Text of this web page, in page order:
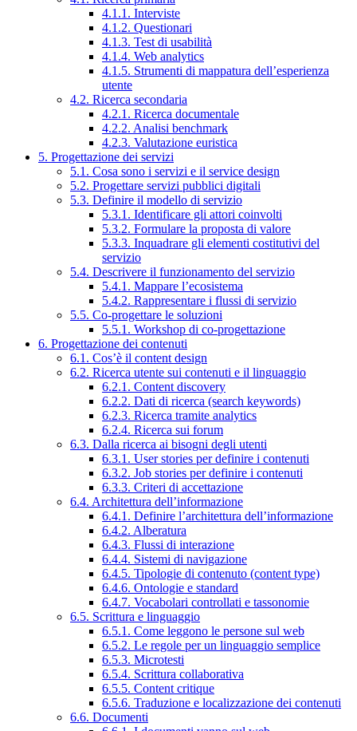
4.1.1. Interviste
4.1.2. Questionari
4.1.3. Test di usabilità
4.1.4. Web analytics
4.1.5. Strumenti di mappatura dell’esperienza
utente
4.2. Ricerca secondaria
4.2.1. Ricerca documentale
4.2.2. Analisi benchmark
4.2.3. Valutazione euristica
5. Progettazione dei servizi
5.1. Cosa sono i servizi e il service design
5.2. Progettare servizi pubblici digitali
5.3. Definire il modello di servizio
5.3.1. Identificare gli attori coinvolti
5.3.2. Formulare la proposta di valore
5.3.3. Inquadrare gli elementi costitutivi del
servizio
5.4. Descrivere il funzionamento del servizio
5.4.1. Mappare l’ecosistema
5.4.2. Rappresentare i flussi di servizio
5.5. Co-progettare le soluzioni
5.5.1. Workshop di co-progettazione
6. Progettazione dei contenuti
6.1. Cos’è il content design
6.2. Ricerca utente sui contenuti e il linguaggio
6.2.1. Content discovery
6.2.2. Dati di ricerca (search keywords)
6.2.3. Ricerca tramite analytics
6.2.4. Ricerca sui forum
6.3. Dalla ricerca ai bisogni degli utenti
6.3.1. User stories per definire i contenuti
6.3.2. Job stories per definire i contenuti
6.3.3. Criteri di accettazione
6.4. Architettura dell’informazione
6.4.1. Definire l’architettura dell’informazione
6.4.2. Alberatura
6.4.3. Flussi di interazione
6.4.4. Sistemi di navigazione
6.4.5. Tipologie di contenuto (content type)
6.4.6. Ontologie e standard
6.4.7. Vocabolari controllati e tassonomie
6.5. Scrittura e linguaggio
6.5.1. Come leggono le persone sul web
6.5.2. Le regole per un linguaggio semplice
6.5.3. Microtesti
6.5.4. Scrittura collaborativa
6.5.5. Content critique
6.5.6. Traduzione e localizzazione dei contenuti
6.6. Documenti